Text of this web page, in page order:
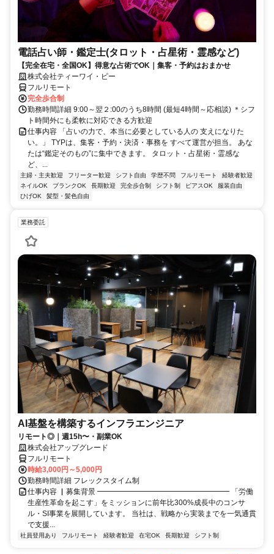
電話占い師・鑑定士(タロット・占星術・霊感など)
【完全在宅・全国OK】得意な占術でOK｜集客・予約はおまかせ
株式会社ティーワイ・ピー
フルリモート
完全歩合制
勤務時間詳細 9:00～翌２:00のうち8時間 (最短4時間～応相談) ＊シフ
ト時間外にも柔軟に対応できる方歓迎
仕事内容 「占いの力で、本当に必要としている人の 支えになりた
い。」 TYPは、集客・予約・決済・事務を すべて運営が担当。 あな
たは“鑑定そのもの”に集中できます。 タロット・占星術・霊感な
ど、...
主婦・主夫歓迎 フリーター歓迎 シフト自由 学歴不問 フルリモート
経験者歓迎
ネイルOK
ブランクOK 長期歓迎 完全歩合制 シフト制 ピアスOK
服装自由
ひげOK
髪型・髪色自由
業務委託
AI基盤を構築するインフラエンジニア
リモート◎｜週15h〜・副業OK
株式会社アップグレード
フルリモート
時給3,000円～5,000円
勤務時間詳細 フレックスタイム制
仕事内容 ▏募集背景 ━━━━━━━━━━━━━━━━━━ 「労働
生産性革命を起こす」をミッションに前年比300%成長中のコンサ
ル・SI事業を展開しています。 当社は、戦略から実装までを一気通貫
で支援...
社員登用あり フルリモート 経験者歓迎 在宅OK 長期歓迎 シフト制